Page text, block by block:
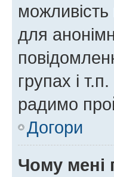
для
групах і
радимо
Догори
Чому мені